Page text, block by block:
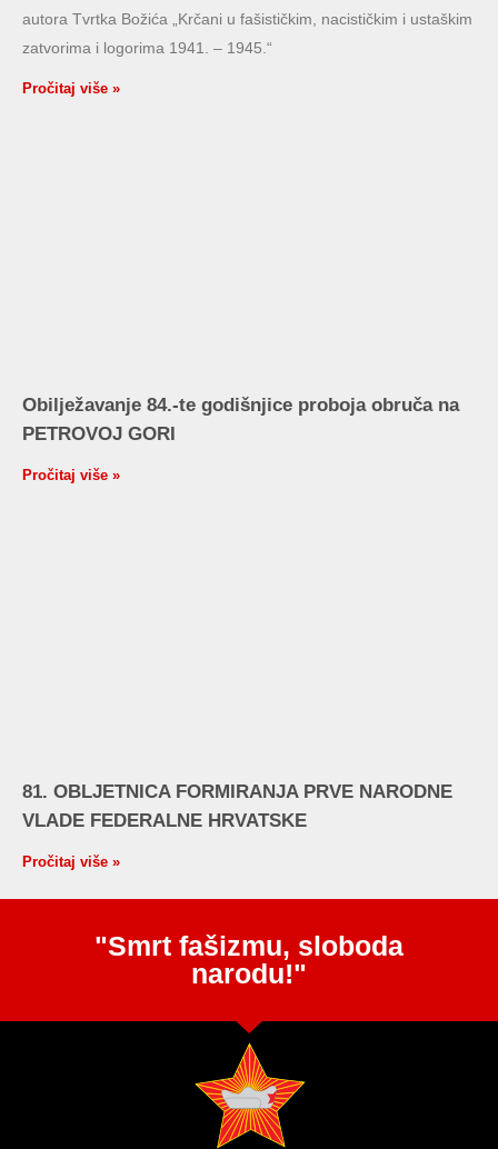
autora Tvrtka Božića „Krčani u fašističkim, nacističkim i ustaškim
zatvorima i logorima 1941. – 1945.“
Pročitaj više »
Obilježavanje 84.-te godišnjice proboja obruča na
PETROVOJ GORI
Pročitaj više »
81. OBLJETNICA FORMIRANJA PRVE NARODNE
VLADE FEDERALNE HRVATSKE
Pročitaj više »
"Smrt fašizmu, sloboda
narodu!"